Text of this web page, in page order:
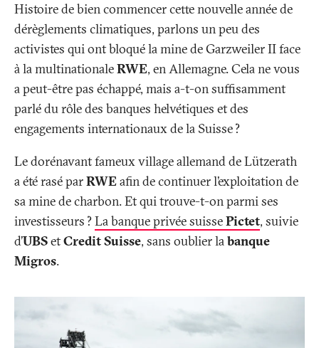
Histoire de bien commencer cette nouvelle année de
dérèglements climatiques, parlons un peu des
activistes qui ont bloqué la mine de Garzweiler II face
à la multinationaleRWE, en Allemagne. Cela ne vous
a peut-être pas échappé, mais a-t-on suffisamment
parlé du rôle des banques helvétiques et des
engagements internationaux de la Suisse?
Le dorénavant fameux village allemand de Lützerath
a été rasé parRWEafin de continuer l’exploitation de
sa mine de charbon. Et qui trouve-t-on parmi ses
investisseurs ?La banque privée suissePictet, suivie
d’UBSetCredit Suisse, sans oublier labanque
Migros.